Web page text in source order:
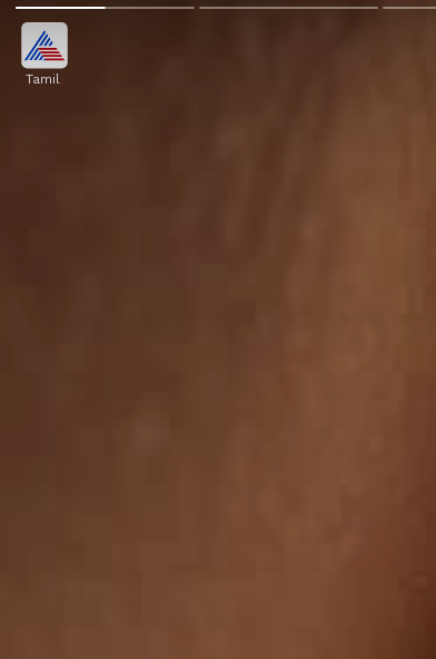
Tamil